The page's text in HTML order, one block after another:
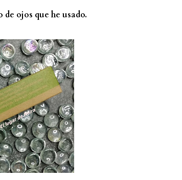
ojos que he usado.